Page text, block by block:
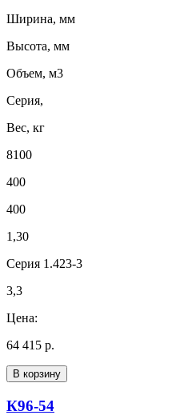
Ширина, мм
Высота, мм
Объем, м3
Серия,
Вес, кг
8100
400
400
1,30
Серия 1.423-3
3,3
Цена:
64 415 р.
В корзину
К96-54